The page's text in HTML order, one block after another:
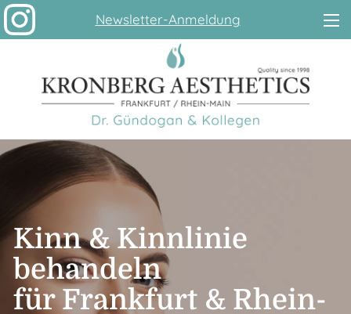
Newsletter-Anmeldung
Kinn & Kinn­linie
behandeln
für Frankfurt & Rhein-